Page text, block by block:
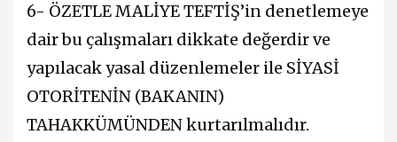
6- ÖZETLE MALİYE TEFTİŞ’in denetlemeye
dair bu çalışmaları dikkate değerdir ve
yapılacak yasal düzenlemeler ile SİYASİ
OTORİTENİN (BAKANIN)
TAHAKKÜMÜNDEN kurtarılmalıdır.